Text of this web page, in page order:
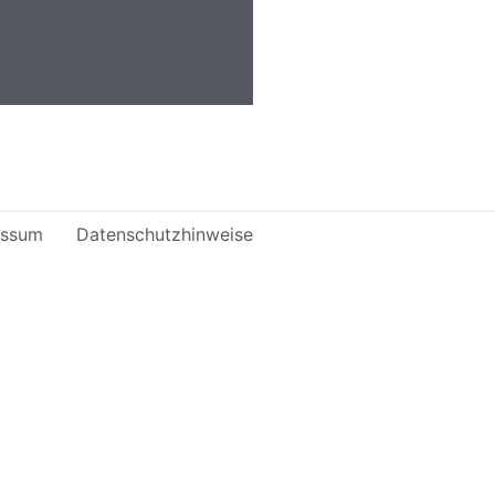
Datenschutzhinweise